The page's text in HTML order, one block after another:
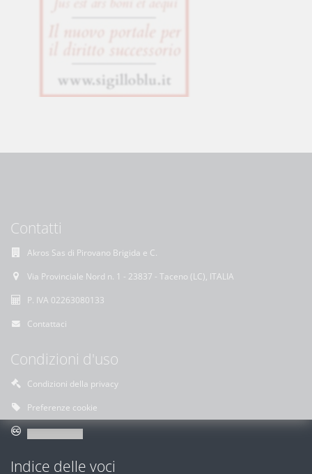
Contatti
Akros Sas di Pirovano Brigida e C.
Via Provinciale Nord n. 1 - 23837 - Taceno (LC), ITALIA
P. IVA 02263080133
Contattaci
Condizioni d'uso
Condizioni della privacy
Preferenze cookie
Indice delle voci